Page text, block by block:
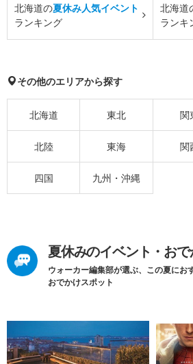
北海道の夏休み人気イベント
ランキング
北海道
ランキ
その他のエリアから探す
北海道 東北 関
北陸 東海 関
四国 九州・沖縄
夏休みのイベント・お
ウォーカー編集部が選ぶ、この夏にお
おでかけスポット